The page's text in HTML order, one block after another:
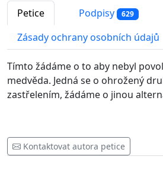
Petice Podpisy 629
Zásady ochrany osobních údajů
Tímto žádáme o to aby nebyl
medvěda. Jedná se o ohrožený
zastřelením, žádáme o jinou
Kontaktovat autora petice